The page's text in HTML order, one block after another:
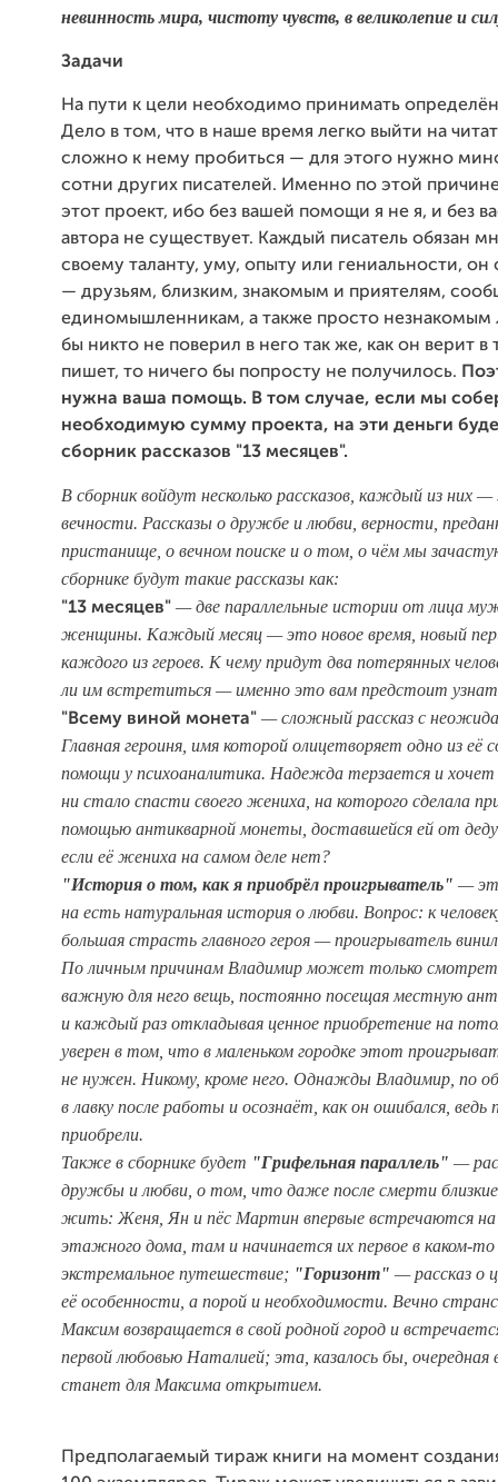
невинность мира, чистоту чувств, в великолепие и
Задачи
На пути к цели необходимо принимать
Дело в том, что в наше время легко выйти на
сложно к нему пробиться — для этого нужно
сотни других писателей. Именно по этой
этот проект, ибо без вашей помощи я не я, и без
автора не существует. Каждый писатель обязан
своему таланту, уму, опыту или гениальности, он
— друзьям, близким, знакомым и приятелям,
единомышленникам, а также просто незнакомым
бы никто не поверил в него так же, как он верит в
пишет, то ничего бы попросту не получилось.
нужна ваша помощь. В том случае, если мы
необходимую сумму проекта, на эти деньги
сборник рассказов "13 месяцев".
В сборник войдут несколько рассказов, каждый из них —
вечности. Рассказы о дружбе и любви, верности,
пристанище, о вечном поиске и о том, о чём мы
сборнике будут такие рассказы как:
"13 месяцев" —две параллельные истории от лица
женщины. Каждый месяц —это новое время, новый
каждого из героев. К чему придут два потерянных
ли им встретиться —именно это вам предстоит
"Всему виной монета" —сложный рассказ с
Главная героиня, имя которой олицетворяет одно из её
помощи у психоаналитика. Надежда терзается и
ни стало спасти своего жениха, на которого сделала
помощью антикварной монеты, доставшейся ей от
если её жениха на самом деле нет?
"История о том, как я приобрёл проигрыватель" —
на есть натуральная история о любви. Вопрос: к
большая страсть главного героя — проигрыватель
По личным причинам Владимир может только
важную для него вещь, постоянно посещая местную
и каждый раз откладывая ценное приобретение на по
уверен в том , что в маленьком городке этот
не нужен. Никому, кроме него. Однажды Владимир, по
в лавку после работы и осознаёт, как он ошибался, ведь
приобрели.
Также в сборнике будет "Грифельная параллель" —
дружбы и любви, о том, что даже после смерти
жить: Женя, Ян и пёс Мартин впервые встречаются
этажного дома, там и начинается их первое в каком-
экстремальное путешествие; "Горизонт" —рассказ о
её особенности, а порой и необходимости. Вечно
Максим возвращается в свой родной город и
первой любовью Наталией; эта, казалось бы, очередная
станет для Максима открытием.
Предполагаемый тираж книги на момент